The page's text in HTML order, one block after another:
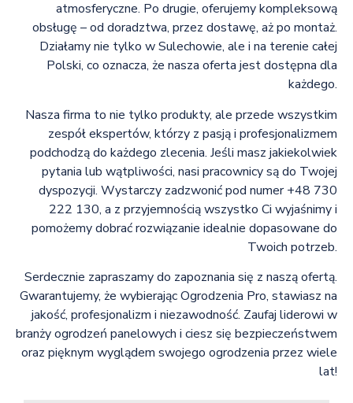
atmosferyczne. Po drugie, oferujemy kompleksową
obsługę – od doradztwa, przez dostawę, aż po montaż.
Działamy nie tylko w Sulechowie, ale i na terenie całej
Polski, co oznacza, że nasza oferta jest dostępna dla
każdego.
Nasza firma to nie tylko produkty, ale przede wszystkim
zespół ekspertów, którzy z pasją i profesjonalizmem
podchodzą do każdego zlecenia. Jeśli masz jakiekolwiek
pytania lub wątpliwości, nasi pracownicy są do Twojej
dyspozycji. Wystarczy zadzwonić pod numer +48 730
222 130, a z przyjemnością wszystko Ci wyjaśnimy i
pomożemy dobrać rozwiązanie idealnie dopasowane do
Twoich potrzeb.
Serdecznie zapraszamy do zapoznania się z naszą ofertą.
Gwarantujemy, że wybierając Ogrodzenia Pro, stawiasz na
jakość, profesjonalizm i niezawodność. Zaufaj liderowi w
branży ogrodzeń panelowych i ciesz się bezpieczeństwem
oraz pięknym wyglądem swojego ogrodzenia przez wiele
lat!